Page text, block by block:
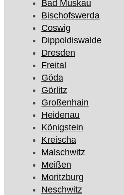
Bad Muskau
Bischofswerda
Coswig
Dippoldiswalde
Dresden
Freital
Göda
Görlitz
Großenhain
Heidenau
Königstein
Kreischa
Malschwitz
Meißen
Moritzburg
Neschwitz